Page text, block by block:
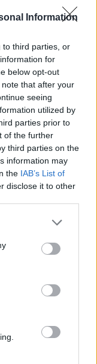
Information
to third parties, or
for
below opt-out
that after your
seeing
utilized by
parties prior to
of the further
third parties on the
information may
the IAB’s List of
disclose it to other
un
giustizia.
i processi
I primi
entro
dal 2024. Mai
vedrà.
con l'incubo
si prepara